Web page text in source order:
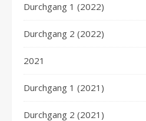
Durchgang 1 (2022)
Durchgang 2 (2022)
2021
Durchgang 1 (2021)
Durchgang 2 (2021)